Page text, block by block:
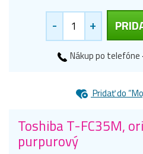
- +
Nákup po telefóne
Pridať do
Toshiba T-FC35M,
purpurový